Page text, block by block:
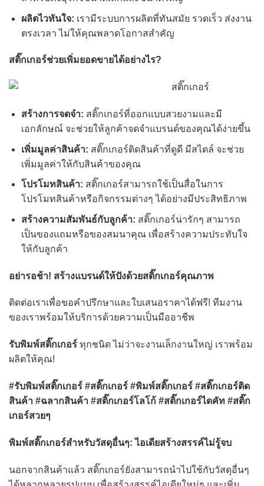
ผลิตไวทันใจ: เรามีระบบการผลิตที่ทันสมัย รวดเร็ว ส่งงาน
ตรงเวลา ไม่ให้คุณพลาดโอกาสสำคัญ
สติ๊กเกอร์ช่วยเพิ่มยอดขายได้อย่างไร?
สร้างการจดจำ: สติ๊กเกอร์ที่ออกแบบสวยงามและมี
เอกลักษณ์ จะช่วยให้ลูกค้าจดจำแบรนด์ของคุณได้ง่ายขึ้น
เพิ่มมูลค่าสินค้า: สติ๊กเกอร์ติดสินค้าที่ดูดี มีสไตล์ จะช่วย
เพิ่มมูลค่าให้กับสินค้าของคุณ
โปรโมทสินค้า: สติ๊กเกอร์สามารถใช้เป็นสื่อในการ
โปรโมทสินค้าหรือกิจกรรมต่างๆ ได้อย่างมีประสิทธิภาพ
สร้างความสัมพันธ์กับลูกค้า: สติ๊กเกอร์น่ารักๆ สามารถ
เป็นของแถมหรือของสมนาคุณ เพื่อสร้างความประทับใจ
ให้กับลูกค้า
อย่ารอช้า! สร้างแบรนด์ให้ปังด้วยสติ๊กเกอร์คุณภาพ
ติดต่อเราเพื่อขอคำปรึกษาและใบเสนอราคาได้ฟรี! ทีมงาน
ของเราพร้อมให้บริการด้วยความเป็นมืออาชีพ
รับพิมพ์สติ๊กเกอร์ ทุกชนิด ไม่ว่าจะงานเล็กงานใหญ่ เราพร้อม
ผลิตให้คุณ!
#รับพิมพ์สติ๊กเกอร์ #สติ๊กเกอร์ #พิมพ์สติ๊กเกอร์ #สติ๊กเกอร์ติด
สินค้า #ฉลากสินค้า #สติ๊กเกอร์โลโก้ #สติ๊กเกอร์ไดคัท #สติ๊ก
เกอร์สวยๆ
พิมพ์สติ๊กเกอร์สำหรับวัสดุอื่นๆ: ไอเดียสร้างสรรค์ไม่รู้จบ
นอกจากสินค้าแล้ว สติ๊กเกอร์ยังสามารถนำไปใช้กับวัสดุอื่นๆ